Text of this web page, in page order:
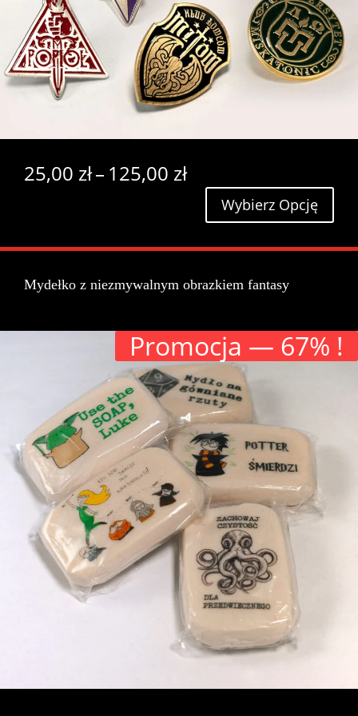
25,00 zł– 125,00 złZakres
cen:
od
do
125,00 zł
Wybierz Opcję
Mydełko z niezmywalnym obrazkiem fantasy
Pro­moc­ja — 67% !